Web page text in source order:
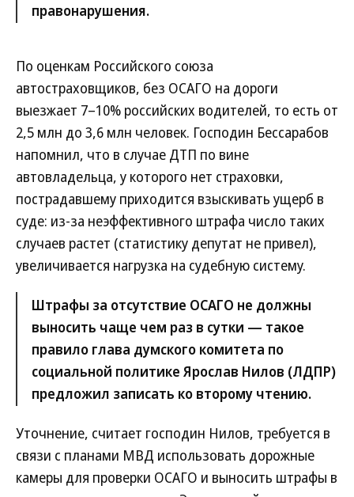
правонарушения.
По оценкам Российского союза
автостраховщиков, без ОСАГО на дороги
выезжает 7–10% российских водителей, то есть от
2,5 млн до 3,6 млн человек. Господин Бессарабов
напомнил, что в случае ДТП по вине
автовладельца, у которого нет страховки,
пострадавшему приходится взыскивать ущерб в
суде: из-за неэффективного штрафа число таких
случаев растет (статистику депутат не привел),
увеличивается нагрузка на судебную систему.
Штрафы за отсутствие ОСАГО не должны
выносить чаще чем раз в сутки — такое
правило глава думского комитета по
социальной политике Ярослав Нилов (ЛДПР)
предложил записать ко второму чтению.
Уточнение, считает господин Нилов, требуется в
связи с планами МВД использовать дорожные
камеры для проверки ОСАГО и выносить штрафы в